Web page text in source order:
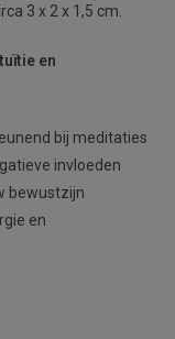
3 x 2 x 1,5 cm.
en
bij meditaties
invloeden
bewustzijn
en